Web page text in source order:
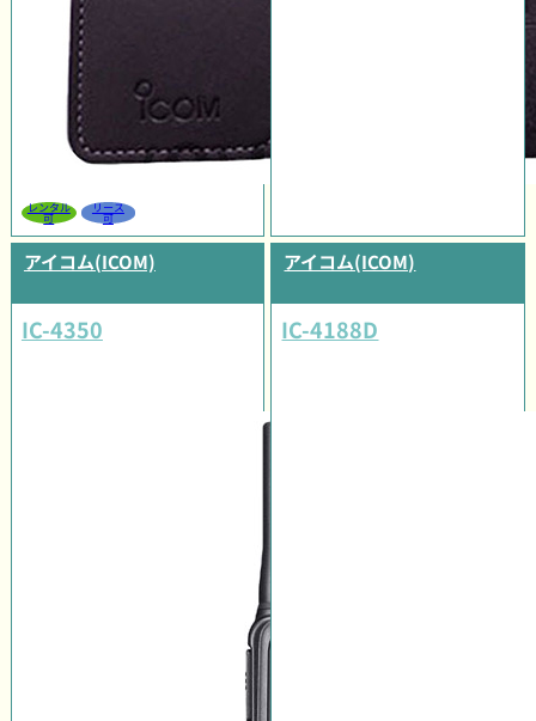
レンタル
可
リース
可
アイコム(ICOM)
IC-4350
アイコム(ICOM)
IC-4188D